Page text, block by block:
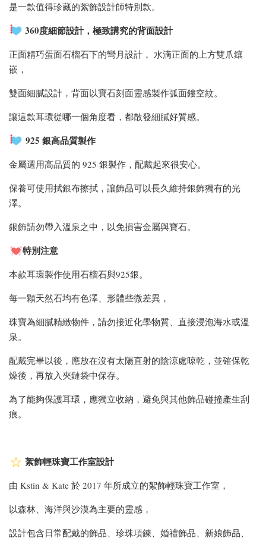
是一款值得珍藏的絮飾設計師特別款。
360度細節設計，極致講究的背面設計
正面精巧蛋面石榴石下的彎月設計， 水滴正面的上方雙爪鑲
嵌，
雙面細膩設計，背面以寶石刻面靈感製作弧面鏤空紋。
讓這款耳環從哪一個角度看，都散發細膩好質感。
925 銀高品質製作
金屬選用高品質的 925 銀製作，配戴起來很安心。
保養可使用拭銀布擦拭，讓飾品可以長久維持銀飾獨有的光
澤。
銀飾請勿帶入溫泉之中，以免損害金屬與寶石。
特別注意
本款耳環製作使用石榴石與925銀。
每一顆天然石均有色澤、形體些微差異，
珠寶為細膩精緻物件，請勿接近化學物質、直接浸泡海水或溫
泉。
配戴完畢以後，應放在沒有太陽直射的陰涼處晾乾，並確保乾
燥後，再放入夾鏈袋中保存。
為了能夠保護耳環，應獨立收納，避免與其他飾品碰撞產生刮
痕。
絮飾輕珠寶工作室設計
由 Kstin & Kate 於 2017 年所成立的絮飾輕珠寶工作室，
以森林、海洋與沙漠為主要的靈感，
設計包含日常配戴的飾品、珍珠項鍊、婚禮飾品、新娘飾品、